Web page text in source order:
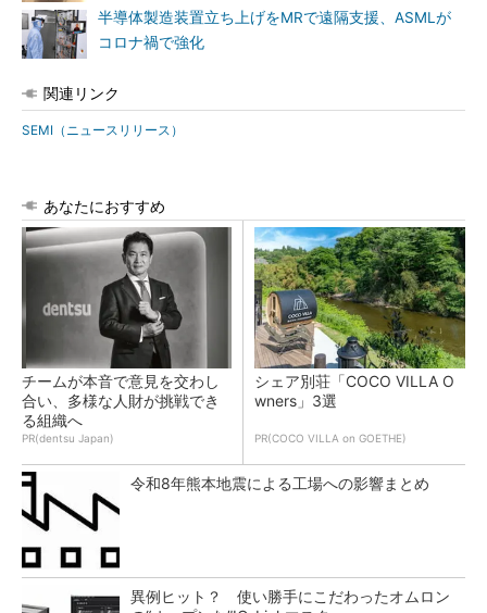
半導体製造装置立ち上げをMRで遠隔支援、ASMLが
コロナ禍で強化
関連リンク
SEMI（ニュースリリース）
あなたにおすすめ
チームが本音で意見を交わし
合い、多様な人財が挑戦でき
る組織へ
PR(dentsu Japan)
シェア別荘「COCO VILLA O
wners」3選
PR(COCO VILLA on GOETHE)
令和8年熊本地震による工場への影響まとめ
異例ヒット？ 使い勝手にこだわったオムロン